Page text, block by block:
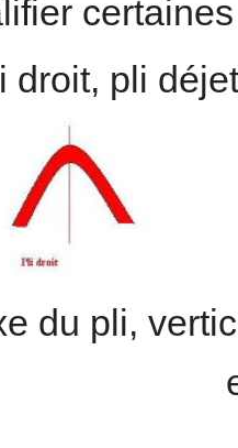
droit, pli
du pli,